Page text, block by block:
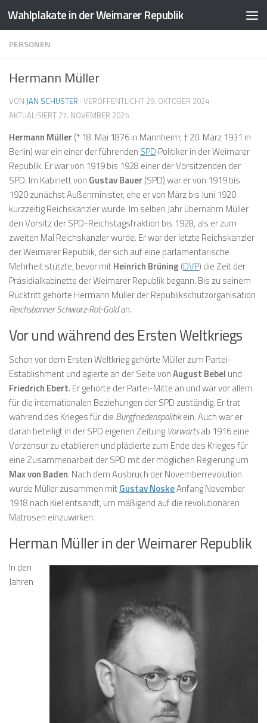
Zum Inhalt springen
Wahlplakate in der Weimarer Republik
PERSONEN
Hermann Müller
VON JAN SCHUSTER · VERÖFFENTLICHT 29. OKTOBER 2024 ·
AKTUALISIERT 27. NOVEMBER 2025
Hermann Müller (* 18. Mai 1876 in Mannheim; † 20. März 1931 in
Berlin) war ein einer der führenden SPD Politiker in der Weimarer
Republik. Er war von 1919 bis 1928 einer der Vorsitzenden der
SPD. Im Kabinett von Gustav Bauer (SPD) war er von 1919 bis
1920 zunächst Außenminister, ehe er von März bis Juni 1920
kurzzeitig Reichskanzler wurde. Im selben Jahr übernahm Müller
den Vorsitz der SPD-Reichstagsfraktion bis 1928, als er zum
zweiten Mal Reichskanzler wurde. Er war der letzte Reichskanzler
der Weimarer Republik, der sich auf eine parlamentarische
Mehrheit stützte, bevor mitHeinrich Brüning (DVP) die Zeit der
Präsidialkabinette der Weimarer Republik begann. Bis zu seinem
Rücktritt gehörte Hermann Müller der Republikschutzorganisation
Reichsbanner Schwarz-Rot-Goldan.
Vor und während des Ersten Weltkriegs
Schon vor dem Ersten Weltkrieg gehörte Müller zum Partei-
Establishment und agierte an der Seite vonAugust Bebel und
Friedrich Ebert. Er gehörte der Partei-Mitte an und war vor allem
für die internationalen Beziehungen der SPD zuständig. Er trat
während des Krieges für die Burgfriedenspolitikein. Auch war er
daran beteiligt in der SPD eigenen Zeitung Vorwärtsab 1916 eine
Vorzensur zu etablieren und plädierte zum Ende des Krieges für
eine Zusammenarbeit der SPD mit der möglichen Regierung um
Max von Baden. Nach dem Ausbruch der Novemberrevolution
wurde Müller zusammen mitGustav NoskeAnfang November
1918 nach Kiel entsandt, um mäßigend auf die revolutionären
Matrosen einzuwirken.
Herman Müller in der Weimarer Republik
In den
Jahren